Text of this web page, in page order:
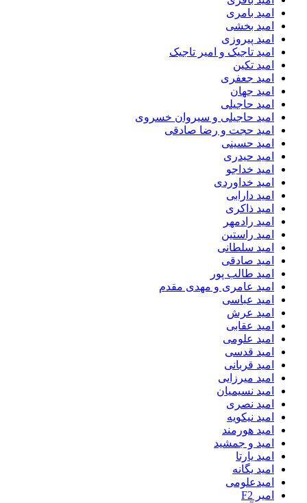
امید بامری
امید بخشی
امید پیروزی
امید تاجیک و امیر تاجیک
امید تکین
امید جعفری
امید جهان
امید حاجیلی
امید حاجیلی و سیروان خسروی
امید حجت و رضا صادقی
امید حسینی
امید حیدری
امید خداجو
امید خداوردی
امید دارابی
امید ذاکری
امید رادمهر
امید راستین
امید سلطانی
امید صادقی
امید طالب پور
امید عامری و مهدی مقدم
امید عباسی
امید عرش
امید عقابی
امید علومی
امید قدسی
امید قربانی
امید میرزایی
امید نسیمیان
امید نصری
امید نیکویه
امید هورمند
امید و جمشید
امید یارتا
امید یگانه
امیدعلومی
امیر F2